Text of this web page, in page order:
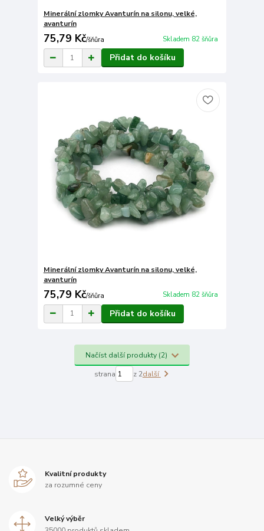
Minerální zlomky Avanturín na silonu, velké,
avanturín
75,79 Kč/šňůra Skladem 82 šňůra
Přidat do košíku
Minerální zlomky Avanturín na silonu, velké,
avanturín
75,79 Kč/šňůra Skladem 82 šňůra
Přidat do košíku
Načíst další produkty (2)
strana z 2další
Kvalitní produkty
za rozumné ceny
Velký výběr